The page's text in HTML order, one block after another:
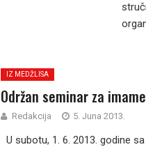
IZ MEDŽLISA
Održan seminar za
Redakcija 5. Juna 2013.
U subotu, 1. 6. 2013. godine